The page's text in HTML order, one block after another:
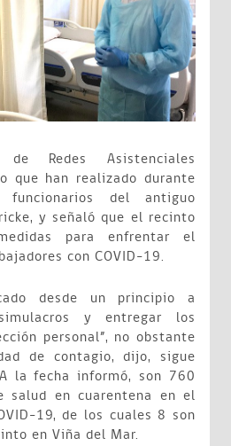
Redes Asistenciales
que han realizado durante
del antiguo
y señaló que el recinto
para enfrentar el
con COVID-19.
desde un principio a
y entregar los
personal”, no obstante
de contagio, dijo, sigue
la fecha informó, son 760
salud en cuarentena en el
19, de los cuales 8 son
en Viña del Mar.